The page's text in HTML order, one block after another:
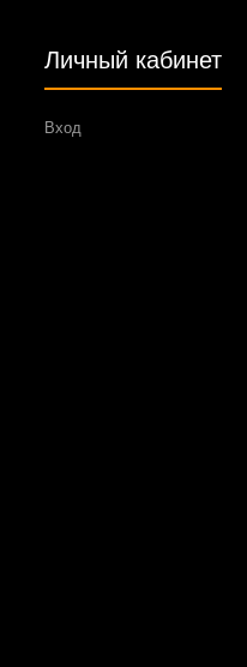
Личный кабинет
Вход